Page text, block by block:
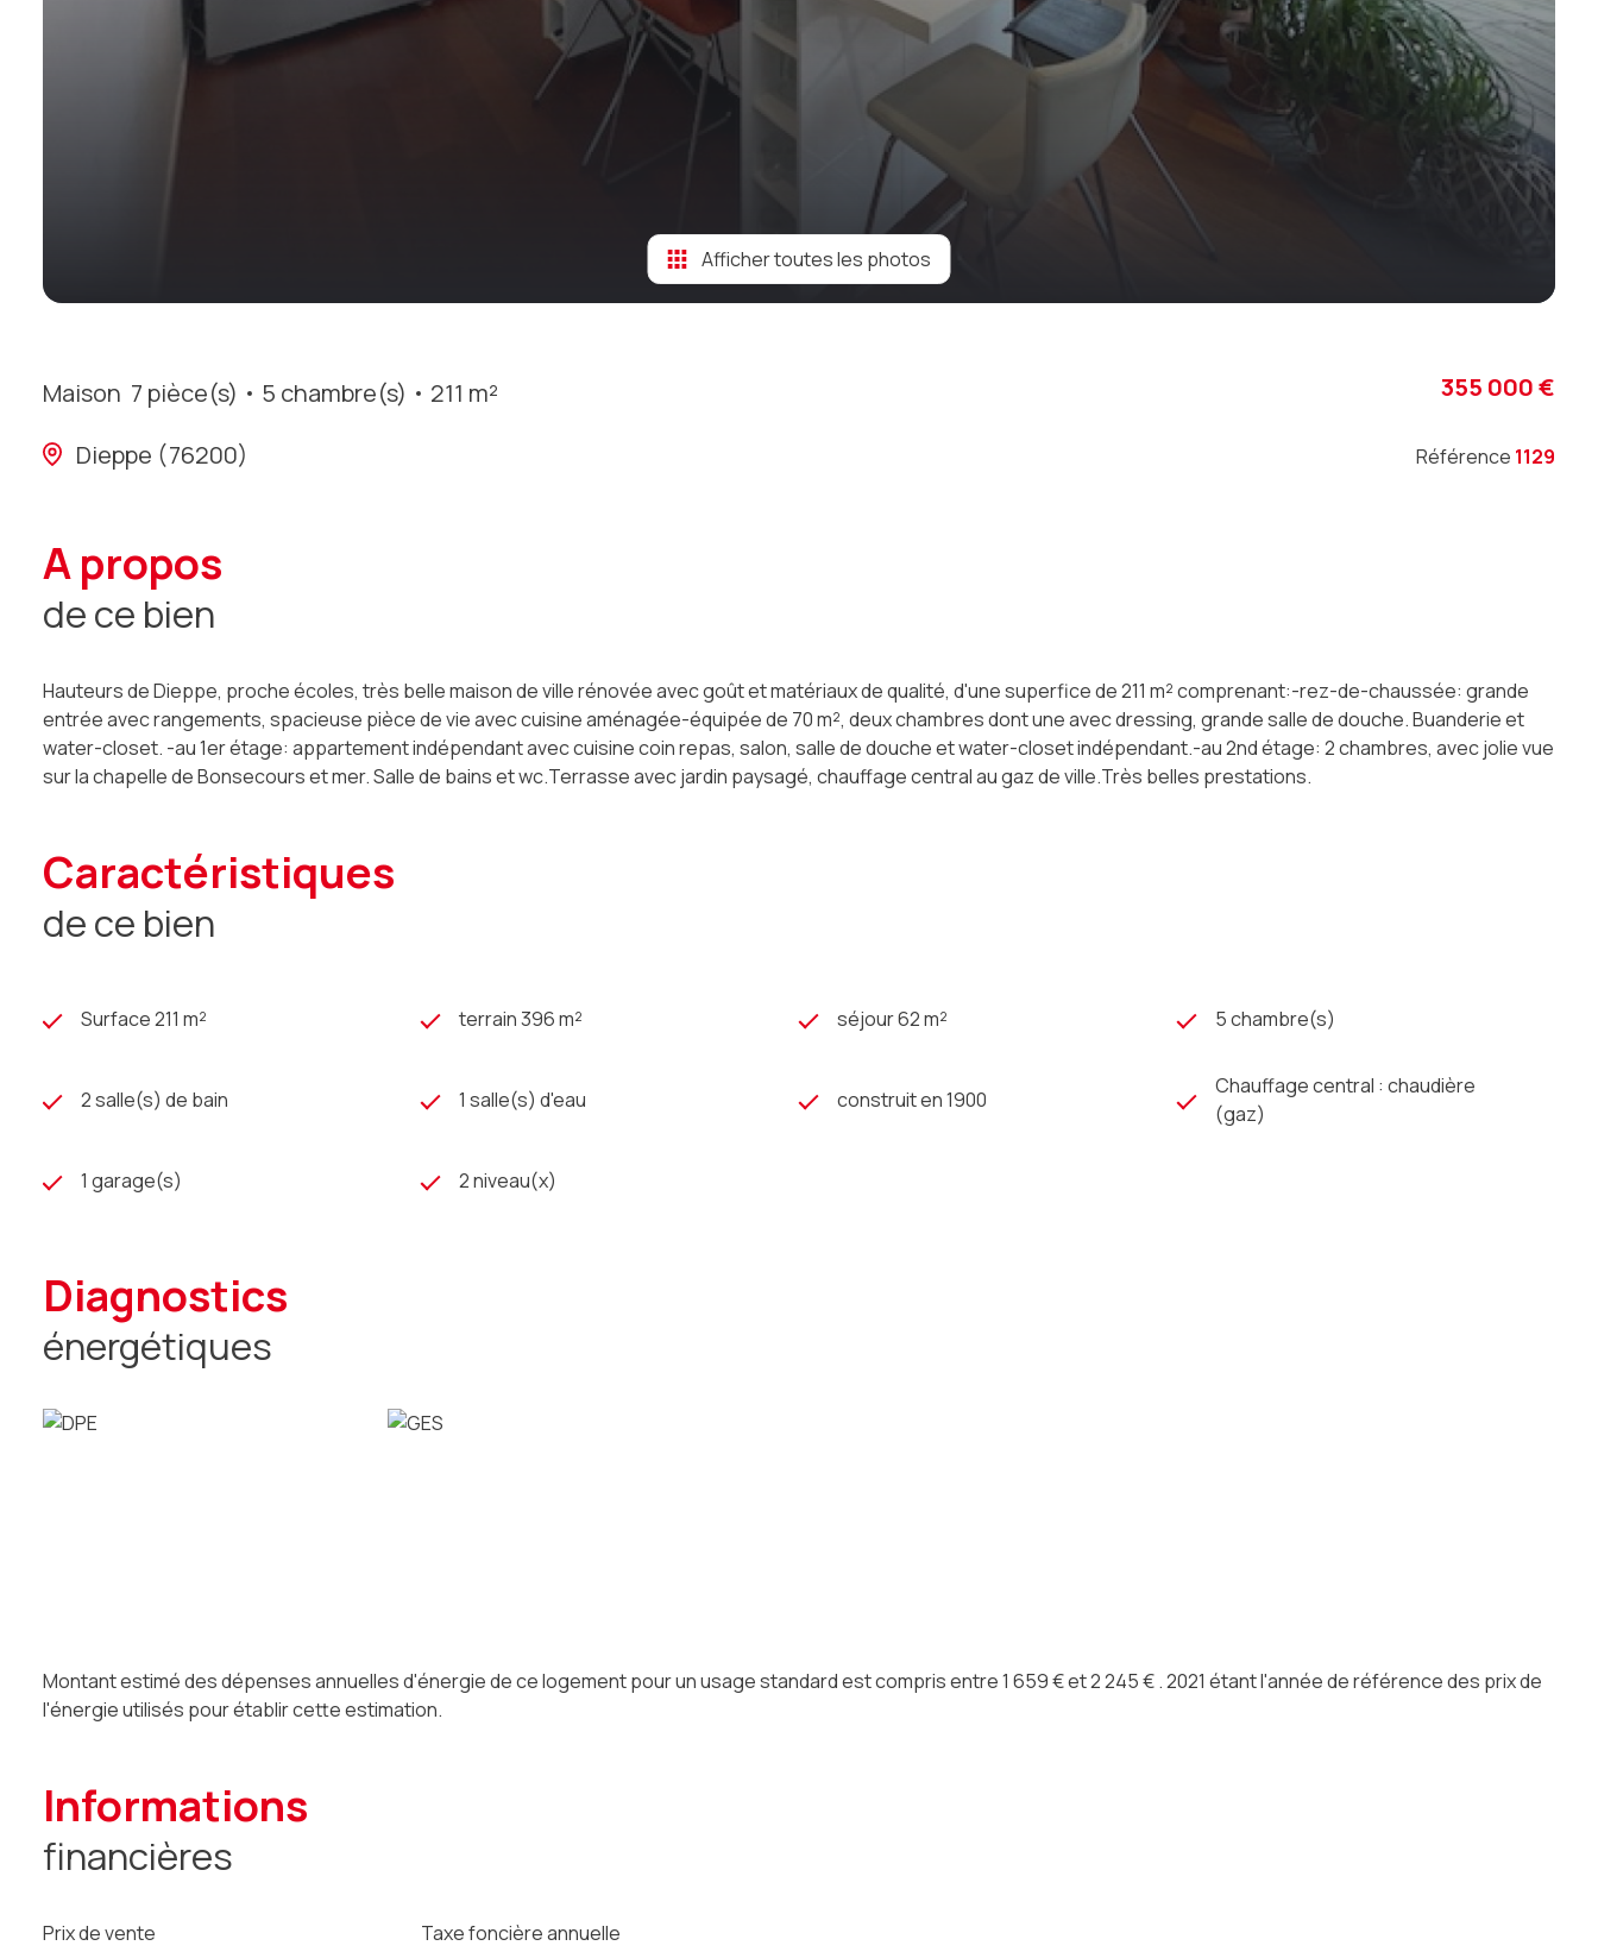
Afficher toutes les photos
Maison 7 pièce(s) 5 chambre(s)
211 m²
Dieppe (76200)
355 000 €
Référence 1129
a propos
de ce bien
Hauteurs de Dieppe, proche écoles, très belle maison de ville rénovée avec goût et matériaux de qualité, d'une superfice de 211 m² comprenant:-rez-de-chaussée: grande
entrée avec rangements, spacieuse pièce de vie avec cuisine aménagée-équipée de 70 m², deux chambres dont une avec dressing, grande salle de douche. Buanderie et
water-closet. -au 1er étage: appartement indépendant avec cuisine coin repas, salon, salle de douche et water-closet indépendant.-au 2nd étage: 2 chambres, avec jolie vue
sur la chapelle de Bonsecours et mer. Salle de bains et wc.Terrasse avec jardin paysagé, chauffage central au gaz de ville.Très belles prestations.
caractéristiques
de ce bien
Surface 211 m² terrain 396 m² séjour 62 m² 5 chambre(s)
2 salle(s) de bain 1 salle(s) d'eau construit en 1900
Chauffage central : chaudière
(gaz)
1 garage(s) 2 niveau(x)
diagnostics
énergétiques
Montant estimé des dépenses annuelles d'énergie de ce logement pour un usage standard est compris entre 1 659 € et 2 245 € . 2021 étant l'année de référence des prix de
l'énergie utilisés pour établir cette estimation.
informations
financières
Prix de vente Taxe foncière annuelle